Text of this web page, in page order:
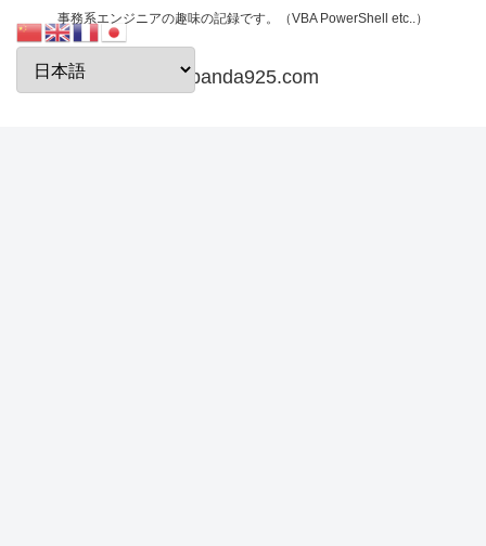
事務系エンジニアの趣味の記録です。（VBA PowerShell etc..）
papanda925.com